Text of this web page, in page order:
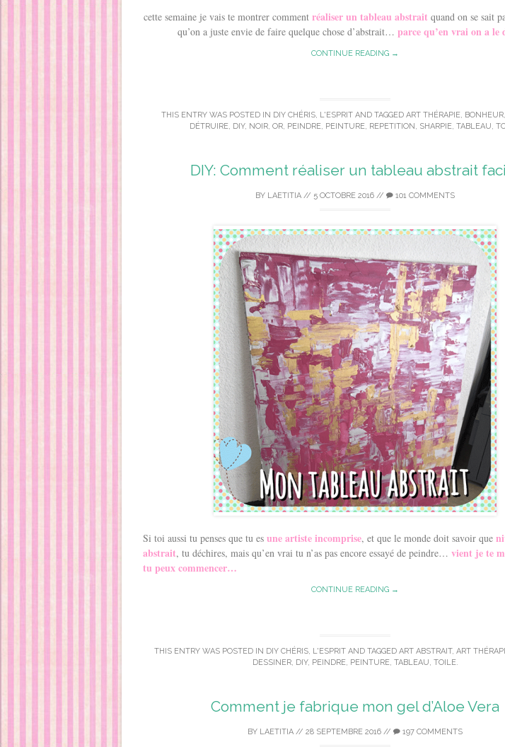
cette semaine je vais te montrer commentréaliser un tableau abstraitquand on se sait
qu’on a juste envie de faire quelque chose d’abstrait… parce qu’en vrai on a
CONTINUE READING →
THIS ENTRY WAS POSTED IN DIY CHÉRIS, L'ESPRIT AND TAGGED ART THÉRAPIE, BONHEUR,
DÉTRUIRE, DIY, NOIR, OR, PEINDRE, PEINTURE, REPETITION, SHARPIE, TABLEAU,
DIY: Comment réaliser un tableau abstrait
BY LAETITIA // 5 OCTOBRE 2016 // 101 COMMENTS
Si toi aussi tu penses que tu es une artiste incomprise, et que le monde doit savoir que
abstrait, tu déchires, mais qu’en vrai tu n’as pas encore essayé de peindre… vient je te
tu peux commencer…
CONTINUE READING →
THIS ENTRY WAS POSTED IN DIY CHÉRIS, L'ESPRIT AND TAGGED ART ABSTRAIT, ART
DESSINER, DIY, PEINDRE, PEINTURE, TABLEAU, TOILE.
Comment je fabrique mon gel d’Aloe Vera
BY LAETITIA // 28 SEPTEMBRE 2016 // 197 COMMENTS